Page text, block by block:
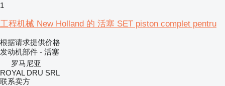
1
工程机械 New Holland 的 活塞 SET piston complet pentru
根据请求提供价格
发动机部件 - 活塞
罗马尼亚
ROYAL DRU SRL
联系卖方